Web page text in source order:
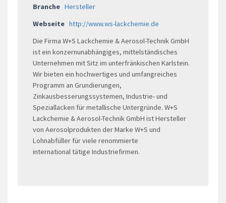
Branche Hersteller
Webseite http://www.ws-lackchemie.de
Die Firma W+S Lackchemie & Aerosol-Technik GmbH
ist ein konzernunabhängiges, mittelständisches
Unternehmen mit Sitz im unterfränkischen Karlstein.
Wir bieten ein hochwertiges und umfangreiches
Programm an Grundierungen,
Zinkausbesserungssystemen, Industrie- und
Speziallacken für metallische Untergründe. W+S
Lackchemie & Aerosol-Technik GmbH ist Hersteller
von Aerosolprodukten der Marke W+S und
Lohnabfüller für viele renommierte
international tätige Industriefirmen.